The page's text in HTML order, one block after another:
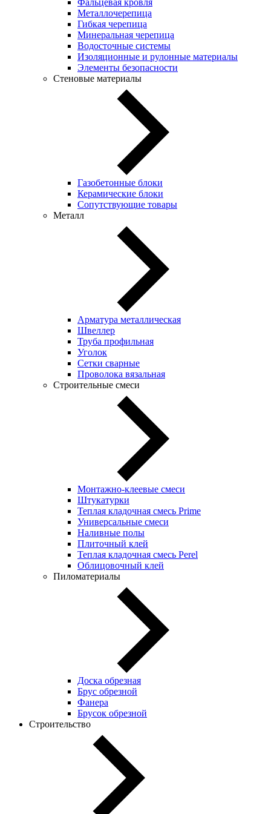
Металлочерепица
Гибкая черепица
Минеральная черепица
Водосточные системы
Изоляционные и рулонные материалы
Элементы безопасности
Стеновые материалы
Газобетонные блоки
Керамические блоки
Сопутствующие товары
Металл
Арматура металлическая
Швеллер
Труба профильная
Уголок
Сетки сварные
Проволока вязальная
Строительные смеси
Монтажно-клеевые смеси
Штукатурки
Теплая кладочная смесь Prime
Универсальные смеси
Наливные полы
Плиточный клей
Теплая кладочная смесь Perel
Облицовочный клей
Пиломатериалы
Доска обрезная
Брус обрезной
Фанера
Брусок обрезной
Строительство